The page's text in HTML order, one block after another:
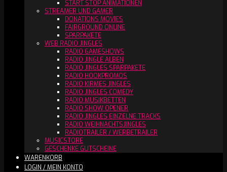
START STOP ANIMATIONEN
STREAMER UND GAMER
DONATIONS MOVIES
FAIRGROUND ONLINE
SPARPAKETE
WEB RADIO JINGLES
RADIO GAMESHOWS
RADIO JINGLE ALBEN
RADIO JINGLES SPARPAKETE
RADIO HOOKPROMOS
RADIO KIRMES JINGLES
RADIO JINGLES COMEDY
RADIO MUSIKBETTEN
RADIO SHOW OPENER
RADIO JINGLES EINZELNE TRACKS
RADIO WEIHNACHTSJINGLES
RADIOTRAILER / WERBETRAILER
MUSICSTORE
GESCHENKE GUTSCHEINE
WARENKORB
LOGIN / MEIN KONTO